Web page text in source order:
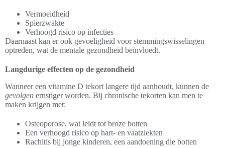
Vermoeidheid
Spierzwakte
Verhoogd risico op infecties
Daarnaast kan er ook gevoeligheid voor stemmingswisselingen
optreden, wat de mentale gezondheid beïnvloedt.
Langdurige effecten op de gezondheid
Wanneer een vitamine D tekort langere tijd aanhoudt, kunnen de
gevolgen ernstiger worden. Bij chronische tekorten kan men te
maken krijgen met:
Osteoporose, wat leidt tot broze botten
Een verhoogd risico op hart- en vaatziekten
Rachitis bij jonge kinderen, een aandoening die botten